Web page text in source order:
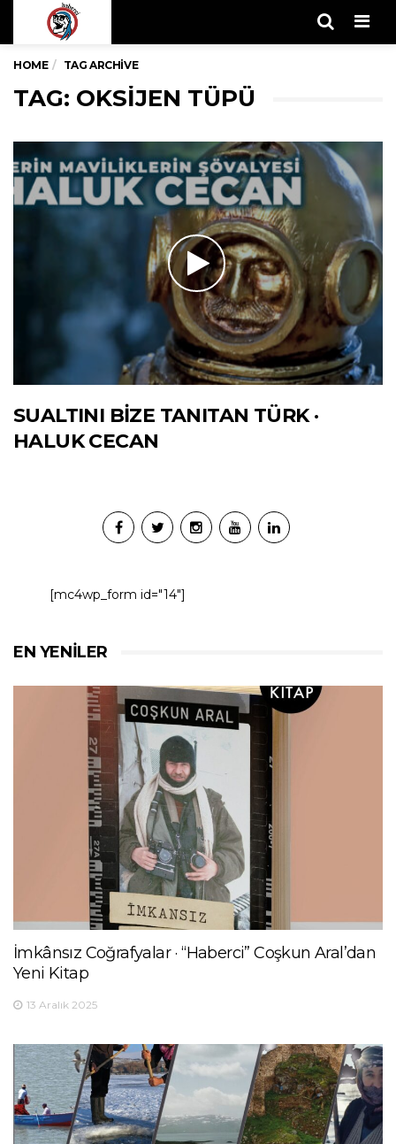
HOME TAG ARCHIVE
TAG: OKSIJEN TÜPÜ
SUALTINI BİZE TANITAN TÜRK ·
HALUK CECAN
[mc4wp_form id="14"]
EN YENILER
İmkânsız Coğrafyalar · “Haberci” Coşkun Aral’dan
Yeni Kitap
13 Aralık 2025